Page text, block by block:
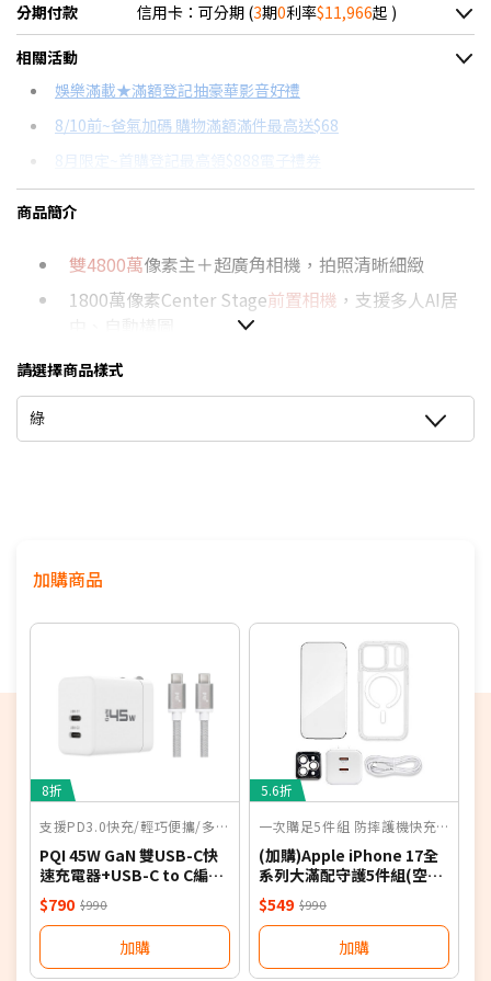
分期付款 信用卡：可分期 (3期0利率$11,966起 )
＊實際可分期數、適用利率，請以購物車顯示為主
信用卡分期
分期數
12期
24期
每期金額
$3,201
$1,645
配合銀行/業者
18家銀行/業者
18家銀行/業者
相關活動
娛樂滿載★滿額登記抽豪華影音好禮
8/10前~爸氣加碼 購物滿額滿件最高送$68
8月限定~首購登記最高領$888電子禮券
台灣大哥大Open Possible聯名卡滿額最高回饋25%
★舊機回收★限量加碼10%回饋
更多信用卡分期0利率滿額享回饋
推薦支援NRCA手機→點我看達人教你買
iPhone 新機資訊一次看！→點我看達人教你買
商品簡介
雙4800萬像素主＋超廣角相機，拍照清晰細緻
1800萬像素Center Stage前置相機 ，支援多人AI居
6.3吋超Retina XDR螢幕，
A19晶片，AI運算更強、效能領先
支援NRCA
支援100MHz全台最大5G黃金頻寬，釋放滿分5G體驗
請選擇商品樣式
綠
加購商品
8折
支援PD3.0快充/輕巧便攜/多重安全保護機制
PQI 45W GaN 雙USB-C快
速充電器+USB-C to C編織
線組合包-白
$790 $990
加購
5.6折
一次購足5件組 防摔護機快充無憂
(加購)Apple iPhone 17全
系列大滿配守護5件組(空壓
殼 保護貼 充電器 傳輸線 鏡
頭貼 i17 PRO MAX 17e)
$549 $990
加購